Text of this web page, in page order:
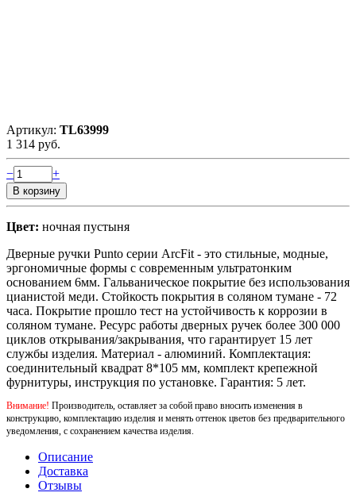
Артикул: TL63999
1 314 руб.
− +
Цвет: ночная пустыня
Дверные ручки Punto серии ArcFit - это стильные, модные,
эргономичные формы c современным ультратонким
основанием 6мм. Гальваническое покрытие без использования
цианистой меди. Стойкость покрытия в соляном тумане - 72
часа. Покрытие прошло тест на устойчивость к коррозии в
соляном тумане. Ресурс работы дверных ручек более 300 000
циклов открывания/закрывания, что гарантирует 15 лет
службы изделия. Материал - алюминий. Комплектация:
соединительный квадрат 8*105 мм, комплект крепежной
фурнитуры, инструкция по установке. Гарантия: 5 лет.
Внимание! Производитель, оставляет за собой право вносить изменения в
конструкцию, комплектацию изделия и менять оттенок цветов без предварительного
уведомления, с сохранением качества изделия.
Описание
Доставка
Отзывы